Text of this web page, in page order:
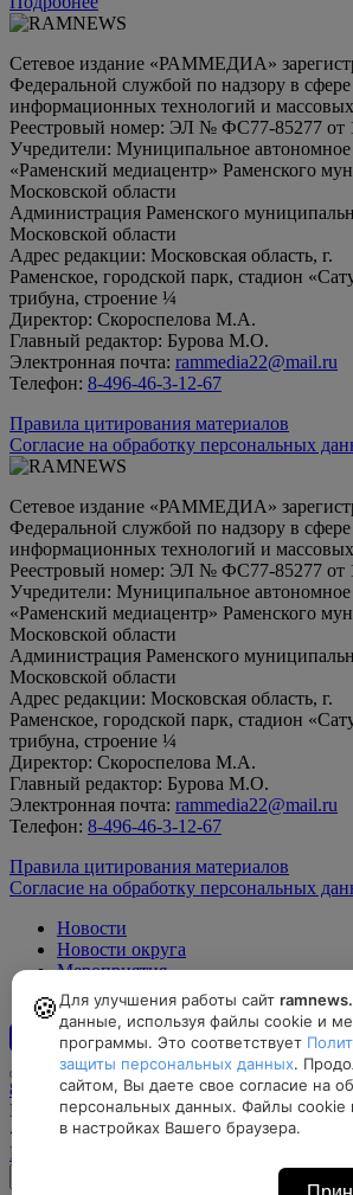
Сетевое издание «РАММЕДИА»
Федеральной службой по надзору в сфере
информационных технологий и
Реестровый номер: ЭЛ № ФС77-85277 от
Учредители: Муниципальное
«Раменский медиацентр» Раменского
Московской области
Администрация Раменского
Московской области
Адрес редакции: Московская область, г.
Раменское, городской парк, стадион
трибуна, строение ¼
Директор: Скороспелова М.А.
Главный редактор: Бурова М.О.
Электронная почта: rammedia22@mail.ru
Телефон: 8-496-46-3-12-67
Правила цитирования материалов
Согласие на обработку персональных
Сетевое издание «РАММЕДИА»
Федеральной службой по надзору в сфере
информационных технологий и
Реестровый номер: ЭЛ № ФС77-85277 от
Учредители: Муниципальное
«Раменский медиацентр» Раменского
Московской области
Администрация Раменского
Московской области
Адрес редакции: Московская область, г.
Раменское, городской парк, стадион
трибуна, строение ¼
Директор: Скороспелова М.А.
Главный редактор: Бурова М.О.
Электронная почта: rammedia22@mail.ru
Телефон: 8-496-46-3-12-67
Правила цитирования материалов
Согласие на обработку персональных
Новости
Новости округа
Мероприятия
Официально
12+
8-496-46-3-12-67, rammedia22@mail.ru
Московская область, г. Раменское,
«Сатурн», западная трибуна, строение ¼
Найти на карте
🍪 Для улучшения работы сайт
данные, используя файлы cookie и
программы. Это соответствует
защиты персональных данных.
сайтом, Вы даете свое согласие на
персональных данных. Файлы
в настройках Вашего браузера.